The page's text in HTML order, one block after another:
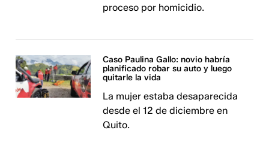
proceso por homicidio.
Caso Paulina Gallo: novio habría
planificado robar su auto y luego
quitarle la vida
La mujer estaba desaparecida
desde el 12 de diciembre en
Quito.